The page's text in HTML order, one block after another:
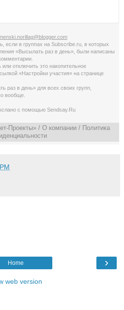
если в группах на Subscribe.ru, в которых
«Высылать раз в день», были написаны
отключить это накопительное
«Настройки участия» на странице
раз в день» для всех своих групп,
вообще.
с помощью Sendsay.Ru
Проекты» / О компании / Политика
›
Home
web version